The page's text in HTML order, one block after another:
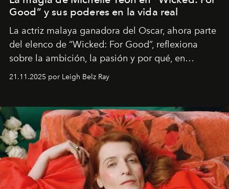
Good” y sus poderes en la vida real
La actriz malaya ganadora del Oscar, ahora parte
del elenco de “Wicked: For Good”, reflexiona
sobre la ambición, la pasión y por qué, en
ocasiones, la introspección puede esperar. “Es
importa si no lo entienden’”, confiesa.
21.11.2025 por Leigh Belz Ray